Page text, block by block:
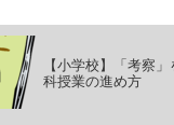
てどうする
、しつけ
マニュアル
の診断基準
す。
【小学校】「考察
科授業の進め方